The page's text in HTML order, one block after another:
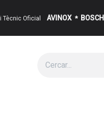
Tècnic Oficial AVINOX * BOSCH